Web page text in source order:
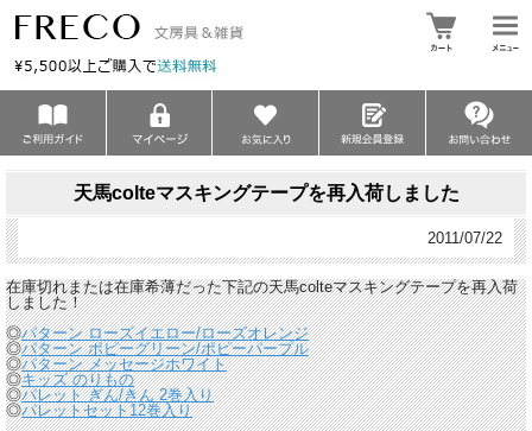
天馬colteマスキングテープを再入荷しました
2011/07/22
在庫切れまたは在庫希薄だった下記の天馬colteマスキングテープを再入荷
しました！
◎パターン ローズイエロー/ローズオレンジ
◎パターン ポピーグリーン/ポピーパープル
◎パターン メッセージホワイト
◎キッズ のりもの
◎パレット ぎん/きん 2巻入り
◎パレットセット12巻入り